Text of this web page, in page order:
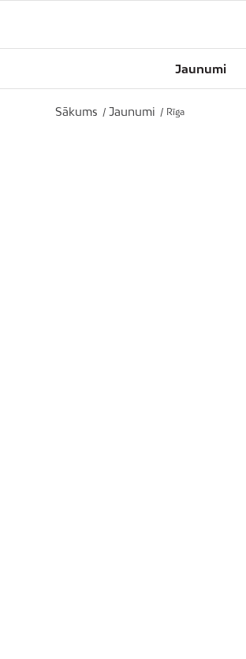
Jaunumi
Sākums / Jaunumi / Rīga